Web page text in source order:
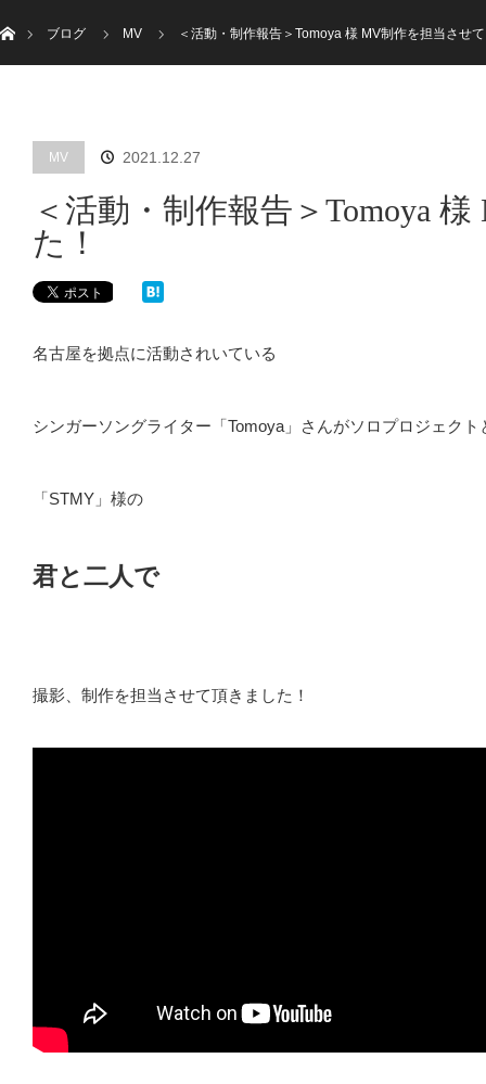
menu
WORKS
ブログ
MV ＜活動・制作報告＞Tomoya 様 MV制作を担当させて
MV 2021.12.27
＜活動・制作報告＞Tomoya
た！
名古屋を拠点に活動されいている
シンガーソングライター「Tomoya」さんがソロプロジェクト
「STMY」様の
君と二人で
撮影、制作を担当させて頂きました！